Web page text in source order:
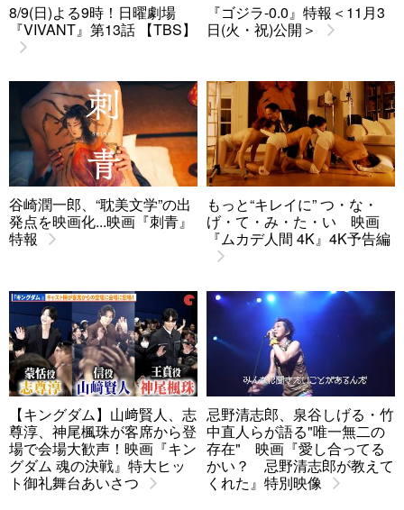
8/9(日)よる9時！日曜劇場
『VIVANT』第13話 【TBS】
『ゴジラ-0.0』特報＜11月3
日(火・祝)公開＞
谷崎潤一郎、“耽美文学”の出
発点を映画化...映画『刺青』
特報
もっと“キレイに” つ・な・
げ・て・み・た・い 映画
『ムカデ人間 4K』4K予告編
【キングダム】山﨑賢人、志
尊淳、神尾楓珠が客席から登
場で会場大歓声！映画『キン
グダム 魂の決戦』特大ヒッ
ト御礼舞台あいさつ
忌野清志郎、泉谷しげる・竹
中直人らが語る"唯一無二の
存在" 映画『愛し合ってる
かい？ 忌野清志郎が教えて
くれた』特別映像